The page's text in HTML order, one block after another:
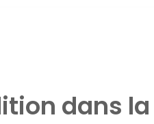
dans la